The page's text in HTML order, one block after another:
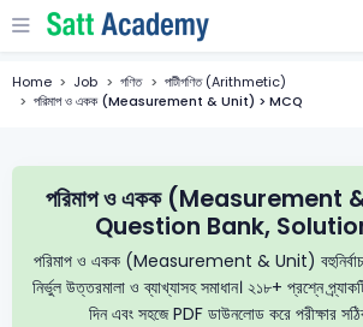
Home Job গণিত
পাটীগণিত (Arithmetic)
পরিমাপ ও একক (Measurement & Unit) > MCQ
পরিমাপ ও একক (Measurement
Question Bank,
পরিমাপ ও একক (Measurement & Unit)
নির্ভুল উত্তরমালা ও ব্যাখ্যাসহ সমাধান। ২১৮+ প্রশ্নে
দিন এবং সহজে PDF ডাউনলোড করে পরীক্ষার